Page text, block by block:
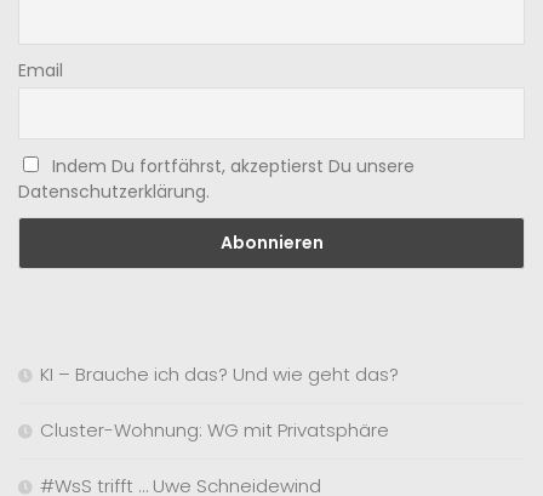
Email
Indem Du fortfährst, akzeptierst Du unsere
Datenschutzerklärung.
KI – Brauche ich das? Und wie geht das?
Cluster-Wohnung: WG mit Privatsphäre
#WsS trifft … Uwe Schneidewind